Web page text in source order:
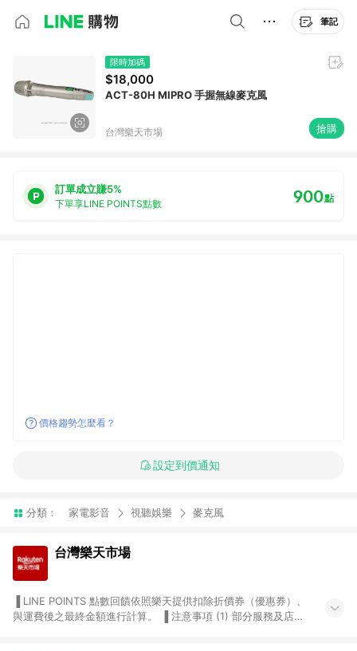
筆記
限時加碼
$18,000
ACT-80H MIPRO 手握無線麥克風
台灣樂天市場 搶購
訂單成立賺5%
下單享LINE POINTS點數 900點
價格趨勢怎麼看？
設定到價通知
分類： 家電影音 視聽娛樂 麥克風
台灣樂天市場
與運費後之最終金額進行計算。 ▐ 注意事項 (1) 部分服務及店家